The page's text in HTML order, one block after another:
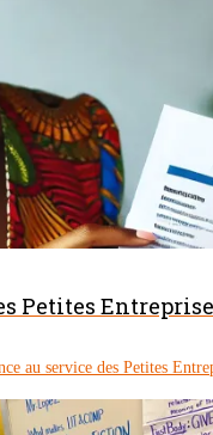
Petites
au service des Petites